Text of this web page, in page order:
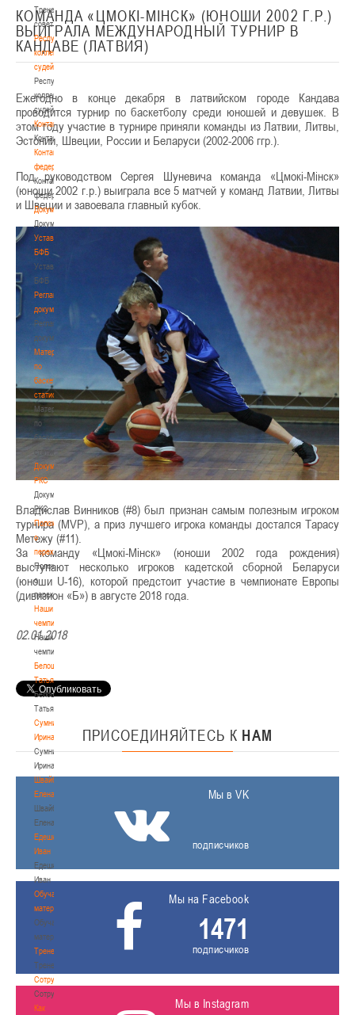
Тренерский
совет
Республиканская
коллегия
судей
Республиканская
коллегия
судей
Контакты
Контакты
Контакты
федерации
Контакты
федерации
Документы
Документы
Устав
БФБ
Устав
БФБ
Регламентирующие
документы
Регламентирующие
документы
Материалы
по
баскетбольной
статистике
Материалы
по
баскетбольной
статистике
Документы
РКС
Документы
РКС
Положение
о
переходах
Положение
о
переходах
Наши
чемпионы
Наши
чемпионы
Белошапко
Татьяна
Белошапко
Татьяна
Сумникова
Ирина
Сумникова
Ирина
Швайбович
Елена
Швайбович
Елена
Едешко
Иван
Едешко
Иван
Обучающие
материалы
Обучающие
материалы
Тренерам
Тренерам
Сотрудничество
Сотрудничество
Как
КОМАНДА «ЦМОКI-МIНСК» (ЮНОШИ 2002 Г.Р.)
ВЫИГРАЛА МЕЖДУНАРОДНЫЙ ТУРНИР В
КАНДАВЕ (ЛАТВИЯ)
Ежегодно в конце декабря в латвийском городе Кандава
проводится турнир по баскетболу среди юношей и девушек. В
этом году участие в турнире приняли команды из Латвии, Литвы,
Эстонии, Швеции, России и Беларуси (2002-2006 ггр.).
Под руководством Сергея Шуневича команда «Цмокi-Мiнск»
(юноши 2002 г.р.) выиграла все 5 матчей у команд Латвии, Литвы
и Швеции и завоевала главный кубок.
Владислав Винников (#8) был признан самым полезным игроком
турнира (MVP), а приз лучшего игрока команды достался Тарасу
Метежу (#11).
За команду «Цмокі-Мінск» (юноши 2002 года рождения)
выступают несколько игроков кадетской сборной Беларуси
(юноши U-16), которой предстоит участие в чемпионате Европы
(дивизион «Б») в августе 2018 года.
02.01.2018
ПРИСОЕДИНЯЙТЕСЬ К НАМ
Мы в VK
подписчиков
Мы на Facebook
1471
подписчиков
Мы в Instagram